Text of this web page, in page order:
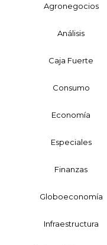
Agronegocios
Análisis
Caja Fuerte
Consumo
Economía
Especiales
Finanzas
Globoeconomía
Infraestructura